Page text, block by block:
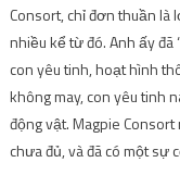
Consort, chỉ đơn thuần là
nhiều kể từ đó. Anh ấy
con yêu tinh, hoạt hình
không may, con yêu tinh
động vật. Magpie
chưa đủ, và đã có một sự